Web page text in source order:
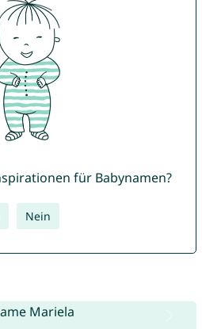
für Babynamen?
Nein